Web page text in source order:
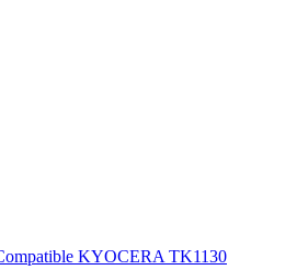
KYOCERA TK1130